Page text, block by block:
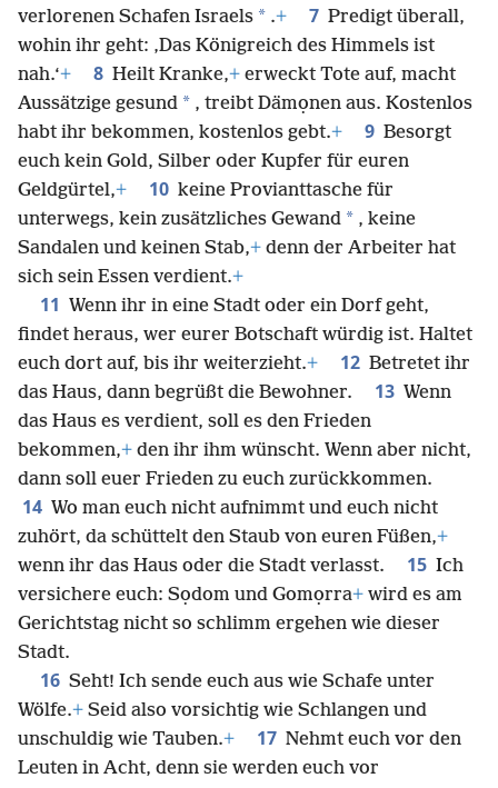
verlorenen Schafen Israels * .+ 7 Predigt überall,
wohin ihr geht: ‚Das Königreich des Himmels ist
nah.‘+ 8 Heilt Kranke,+ erweckt Tote auf, macht
Aussätzige gesund * , treibt Dämọnen aus. Kostenlos
habt ihr bekommen, kostenlos gebt.+ 9 Besorgt
euch kein Gold, Silber oder Kupfer für euren
Geldgürtel,+ 10 keine Provianttasche für
unterwegs, kein zusätzliches Gewand * , keine
Sandalen und keinen Stab,+ denn der Arbeiter hat
sich sein Essen verdient.+
11 Wenn ihr in eine Stadt oder ein Dorf geht,
findet heraus, wer eurer Botschaft würdig ist. Haltet
euch dort auf, bis ihr weiterzieht.+ 12 Betretet ihr
das Haus, dann begrüßt die Bewohner.
13 Wenn
das Haus es verdient, soll es den Frieden
bekommen,+ den ihr ihm wünscht. Wenn aber nicht,
dann soll euer Frieden zu euch zurückkommen.
14 Wo man euch nicht aufnimmt und euch nicht
zuhört, da schüttelt den Staub von euren Füßen,+
wenn ihr das Haus oder die Stadt verlasst.
15 Ich
versichere euch: Sọdom und Gomọrra+ wird es am
Gerichtstag nicht so schlimm ergehen wie dieser
Stadt.
16 Seht! Ich sende euch aus wie Schafe unter
Wölfe.+ Seid also vorsichtig wie Schlangen und
unschuldig wie Tauben.+ 17 Nehmt euch vor den
Leuten in Acht, denn sie werden euch vor